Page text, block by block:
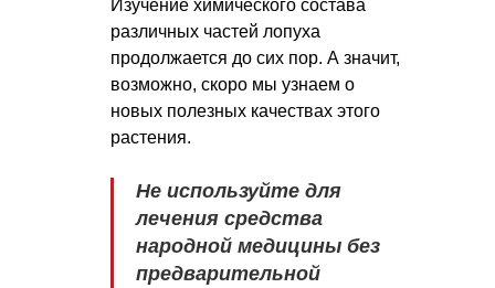
Изучение химического состава
различных частей лопуха
продолжается до сих пор. А значит,
возможно, скоро мы узнаем о
новых полезных качествах этого
растения.
Не используйте для
лечения средства
народной медицины без
предварительной